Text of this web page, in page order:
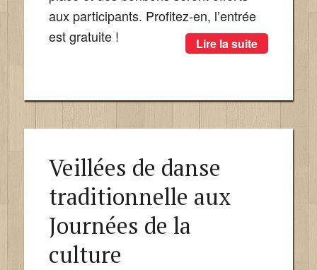
aux participants. Profitez-en, l’entrée
est gratuite !
Lire la suite
Veillées de danse
traditionnelle aux
Journées de la
culture